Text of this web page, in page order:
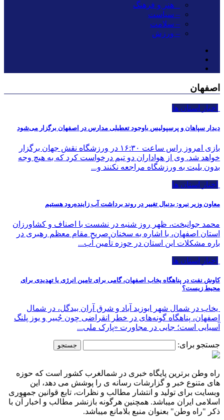
_ هنر و فرهنگ
– سیاست
– سلامت
– ورزش
اصفهان
اخبار استان ها
دیدار سپاهان و پرسپولیس باوجود تعطیلی مدارس در اصفهان برگزار می‌شود
بازی امروز راس ساعت ۱۶:۳۰ در ورزشگاه نقش جهان برگزار
خواهد شد. وی از هواداران دو تیم درخواست کرد که به هیچ وجه
بدون بلیت به ورزشگاه مراجعه نکنند و...
اخبار استان ها
معاون وزیر نیرو: بدنبال تغییر در روند برداشت آب زاینده‌رود هستیم
محمد جوانبخت، ظهر روز شنبه در نشست با اصناف و کشاورزان
استان اصفهان، با اشاره به سخنان صریح مقام معظم رهبری در
باره مشکلات این استان در حوزه تأمین آب...
اخبار استان ها
کاوش نفت در پناهگاه یخاب اصفهان، گامی برای تامین انرژی یا تهدیدی برای
محیط زیست؟
یخاب در شمال شهر ابوزید آباد و شرق آران بیدگل، در شمال
اصفهان، پناهگاه گونه‌های در خطر انقراضی چون جُبیر و یوز پلنگ
آسیایی است؛ جایی در مجاورت «پارک ملی...
جستجو برای:
راه وطن برترین پایگاه خبری در شمالغرب کشور است که حوزه
های متنوع خبر و گزارشات رسانه ی را پوشش می دهد، این
وبسایت برای تولید و انتشار مطالب و نظرات، تابع قوانین جمهوری
اسلامی ایران میباشد. همچنین هرگونه بازنشر مطالب و اخبار آن با
ذکر "راه وطن" بعنوان منبع بلامانع میباشد.